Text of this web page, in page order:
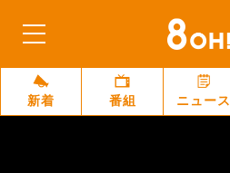
新着 番組 ニュース